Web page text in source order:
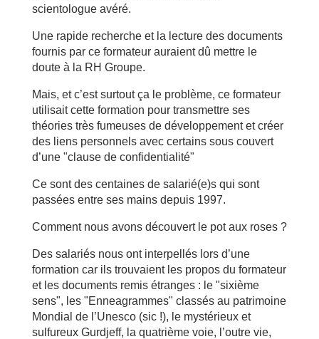
scientologue avéré.
Une rapide recherche et la lecture des documents
fournis par ce formateur auraient dû mettre le
doute à la RH Groupe.
Mais, et c’est surtout ça le problème, ce formateur
utilisait cette formation pour transmettre ses
théories très fumeuses de développement et créer
des liens personnels avec certains sous couvert
d’une "clause de confidentialité"
Ce sont des centaines de salarié(e)s qui sont
passées entre ses mains depuis 1997.
Comment nous avons découvert le pot aux roses ?
Des salariés nous ont interpellés lors d’une
formation car ils trouvaient les propos du formateur
et les documents remis étranges : le "sixième
sens", les "Enneagrammes" classés au patrimoine
Mondial de l’Unesco (sic !), le mystérieux et
sulfureux Gurdjeff, la quatrième voie, l’outre vie,